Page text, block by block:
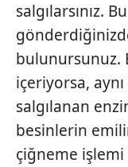
salgılarsınız.
bulunursunuz.
içeriyorsa,
salgılanan
besinlerin
çiğneme